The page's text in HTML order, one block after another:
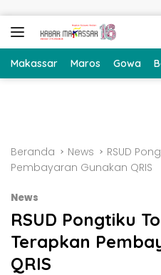
Makassar Maros Gowa
Beranda News
RSUD
Pembayaran Gunakan QRIS
News
RSUD Pongtiku
Terapkan
QRIS